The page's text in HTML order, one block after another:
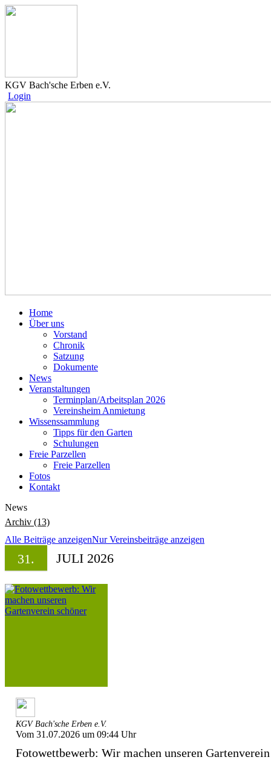
KGV Bach'sche Erben e.V.
Login
Home
Über uns
Vorstand
Chronik
Satzung
Dokumente
News
Veranstaltungen
Terminplan/Arbeitsplan 2026
Vereinsheim Anmietung
Wissenssammlung
Tipps für den Garten
Schulungen
Freie Parzellen
Freie Parzellen
Fotos
Kontakt
News
Archiv (13)
Alle Beiträge anzeigenNur Vereinsbeiträge anzeigen
31. JULI 2026
KGV Bach'sche Erben e.V.
Vom 31.07.2026 um 09:44 Uhr
Fotowettbewerb: Wir machen unseren